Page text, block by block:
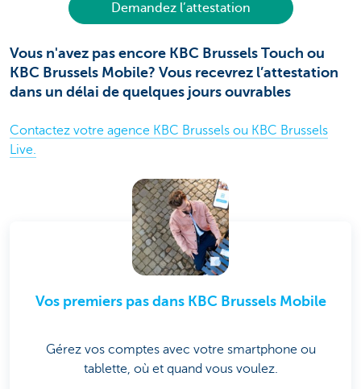
Demandez l’attestation
Vous n'avez pas encore KBC Brussels Touch ou
KBC Brussels Mobile? Vous recevrez l’attestation
dans un délai de quelques jours ouvrables
Contactez votre agence KBC Brussels ou KBC Brussels
Live.
Vos premiers pas dans KBC Brussels Mobile
Gérez vos comptes avec votre smartphone ou
tablette, où et quand vous voulez.